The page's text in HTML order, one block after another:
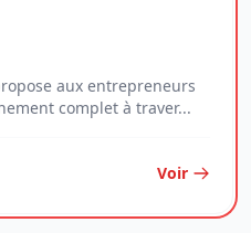
aux entrepreneurs
complet à traver...
Voir